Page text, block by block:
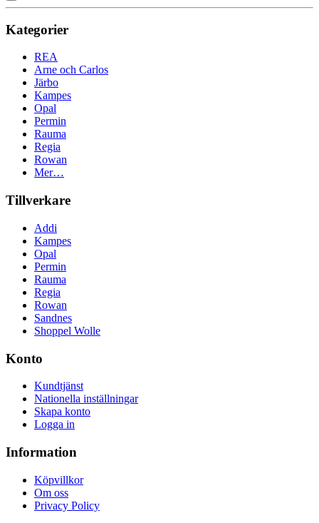
Kategorier
REA
Arne och Carlos
Järbo
Kampes
Opal
Permin
Rauma
Regia
Rowan
Mer…
Tillverkare
Addi
Kampes
Opal
Permin
Rauma
Regia
Rowan
Sandnes
Shoppel Wolle
Konto
Kundtjänst
Nationella inställningar
Skapa konto
Logga in
Information
Köpvillkor
Om oss
Privacy Policy